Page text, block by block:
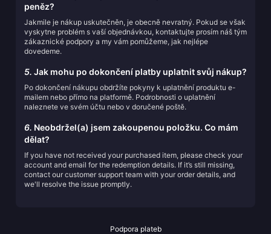
peněz?
Jakmile je nákup uskutečněn, je obecně nevratný. Pokud se však
vyskytne problém s vaší objednávkou, kontaktujte prosím náš tým
zákaznické podpory a my vám pomůžeme, jak nejlépe
dovedeme.
5. Jak mohu po dokončení platby uplatnit svůj nákup?
Po dokončení nákupu obdržíte pokyny k uplatnění produktu e-
mailem nebo přímo na platformě. Podrobnosti o uplatnění
naleznete ve svém účtu nebo v doručené poště.
6. Neobdržel(a) jsem zakoupenou položku. Co mám
dělat?
If you have not received your purchased item, please check your
account and email for the redemption details. If it’s still missing,
contact our customer support team with your order details, and
we'll resolve the issue promptly.
Podpora plateb